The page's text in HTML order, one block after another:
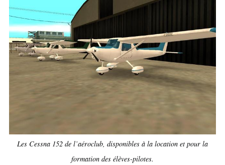
Les Cessna 152 de l’aéroclub, disponibles à la location et pour la
formation des élèves-pilotes.